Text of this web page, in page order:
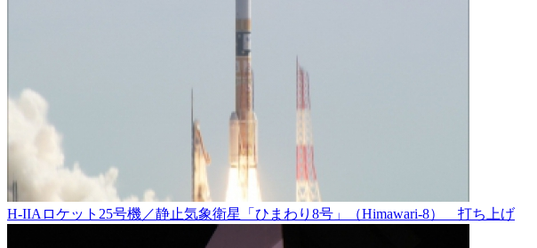
H-IIAロケット25号機／静止気象衛星「ひまわり8号」（Himawari-8） 打ち上げ